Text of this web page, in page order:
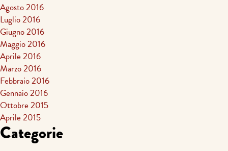
Agosto 2016
Luglio 2016
Giugno 2016
Maggio 2016
Aprile 2016
Marzo 2016
Febbraio 2016
Gennaio 2016
Ottobre 2015
Aprile 2015
Categorie